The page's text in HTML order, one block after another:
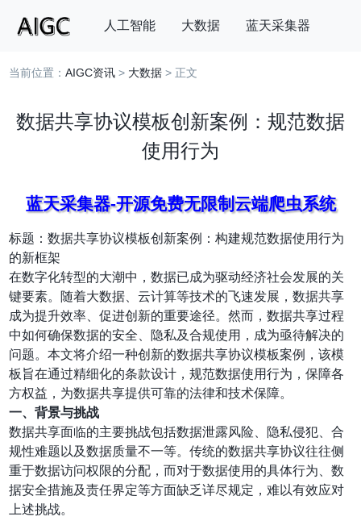
人工智能 大数据 蓝天采集器
搜索
当前位置：AIGC资讯 > 大数据 > 正文
数据共享协议模板创新案例：规范数据
使用行为
蓝天采集器-开源免费无限制云端爬虫系统
标题：数据共享协议模板创新案例：构建规范数据使用行为
的新框架
在数字化转型的大潮中，数据已成为驱动经济社会发展的关
键要素。随着大数据、云计算等技术的飞速发展，数据共享
成为提升效率、促进创新的重要途径。然而，数据共享过程
中如何确保数据的安全、隐私及合规使用，成为亟待解决的
问题。本文将介绍一种创新的数据共享协议模板案例，该模
板旨在通过精细化的条款设计，规范数据使用行为，保障各
方权益，为数据共享提供可靠的法律和技术保障。
一、背景与挑战
数据共享面临的主要挑战包括数据泄露风险、隐私侵犯、合
规性难题以及数据质量不一等。传统的数据共享协议往往侧
重于数据访问权限的分配，而对于数据使用的具体行为、数
据安全措施及责任界定等方面缺乏详尽规定，难以有效应对
上述挑战。